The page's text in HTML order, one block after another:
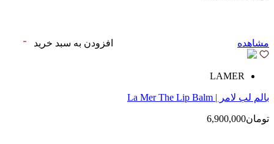
مشاهده افزودن به سبد خرید
LAMER
بالم لب لامر | La Mer The Lip Balm
تومان6,900,000